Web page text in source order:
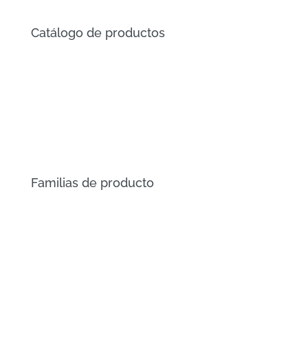
Catálogo de productos
Familias de producto